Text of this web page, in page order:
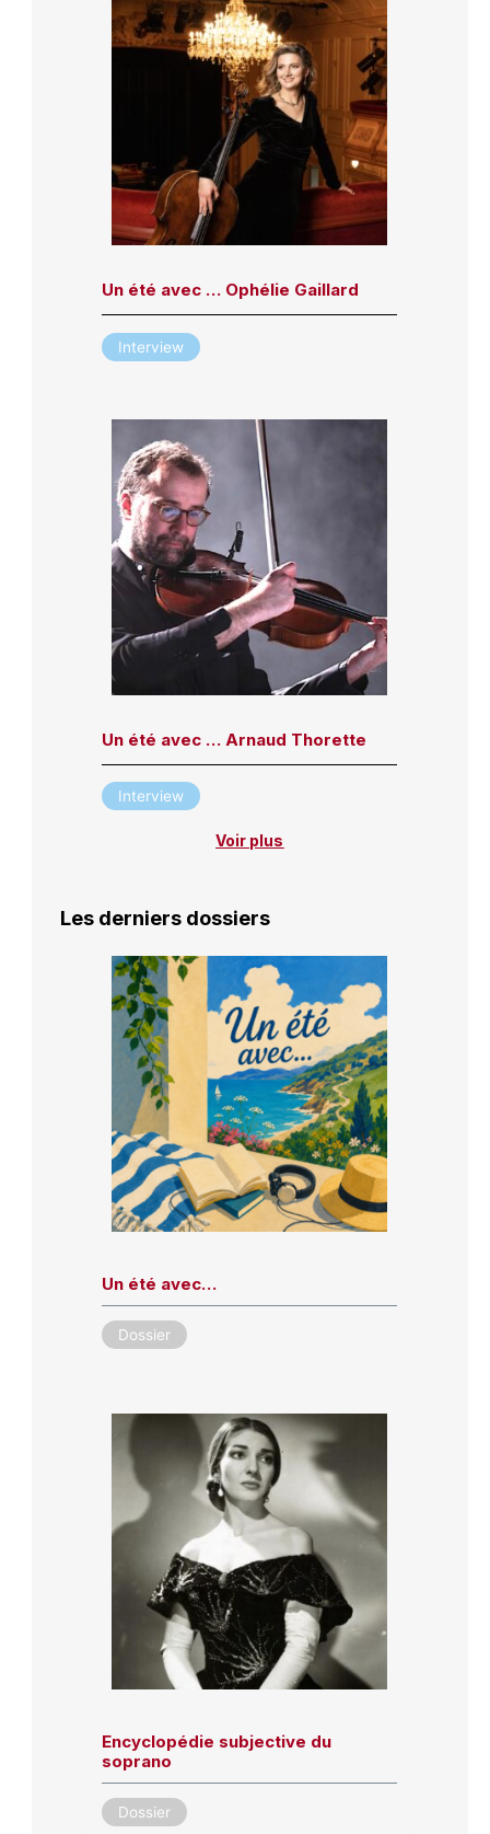
Un été avec … Ophélie Gaillard
Interview
Un été avec … Arnaud Thorette
Interview
Voir plus
Les derniers dossiers
Un été avec…
Dossier
Encyclopédie subjective du
soprano
Dossier